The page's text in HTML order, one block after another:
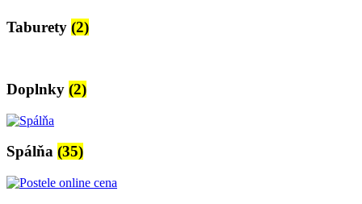
Taburety (2)
Doplnky (2)
Spálňa (35)